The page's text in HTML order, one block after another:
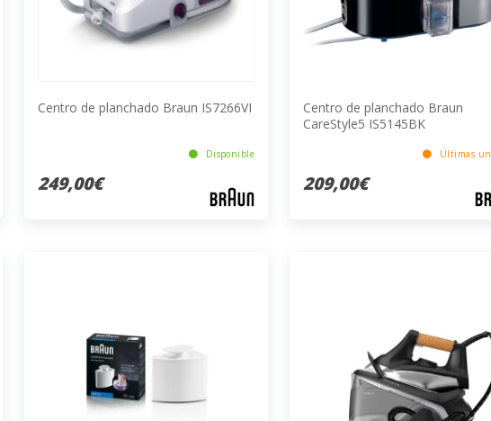
Centro de planchado Braun IS7266VI
Disponible
249,00€
Centro de planchado Braun
CareStyle5 IS5145BK
Últimas
209,00€